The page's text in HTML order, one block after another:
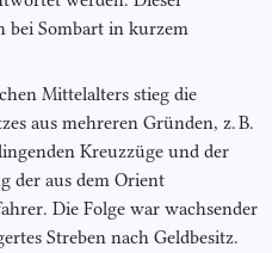
bei Sombart in kurzem
Mittelalters stieg die
aus mehreren Gründen, z. B.
Kreuzzüge und der
der aus dem Orient
Die Folge war wachsender
Streben nach Geldbesitz.